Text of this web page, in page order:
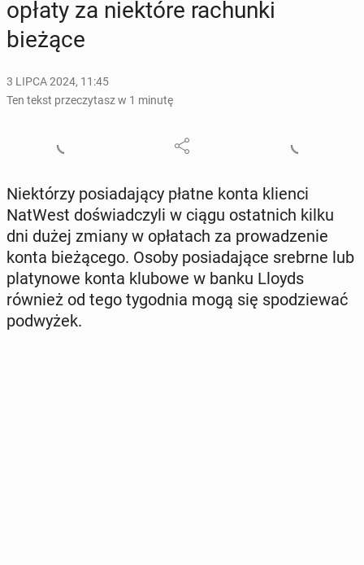
opłaty za nie­któ­re ra­chun­ki
bieżące
3 LIPCA 2024, 11:45
Ten tekst przeczytasz w 1 minutę
Nie­któ­rzy po­sia­da­ją­cy płatne konta klienci
NatWest do­świad­czy­li w ciągu ostat­nich kilku
dni dużej zmiany w opła­tach za pro­wa­dze­nie
konta bie­żą­ce­go. Osoby po­sia­da­ją­ce srebrne lub
pla­ty­no­we konta klubowe w banku Lloyds
również od tego ty­go­dnia mogą się spo­dzie­wać
pod­wy­żek.